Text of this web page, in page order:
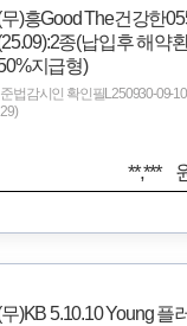
무)흥Good The건강한
종(납입후 해약
지급형)
준법감시인 확인필L250930-09-
29)
**,***
무)KB 5.10.10 Young 플